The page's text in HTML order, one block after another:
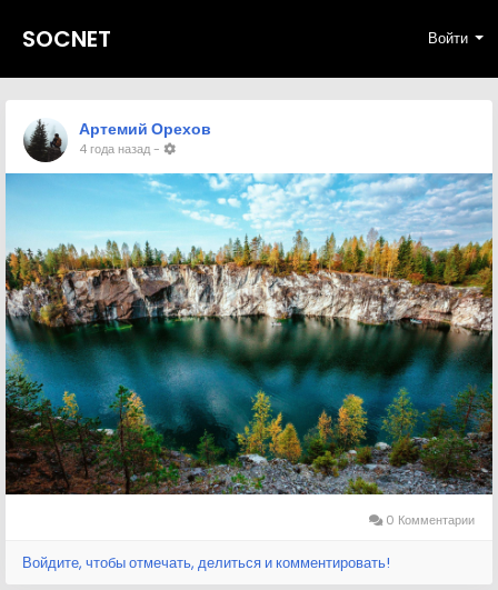
SOCNET Войти
Артемий Орехов
4 года назад-
0 Комментарии
Войдите, чтобы отмечать, делиться и комментировать!